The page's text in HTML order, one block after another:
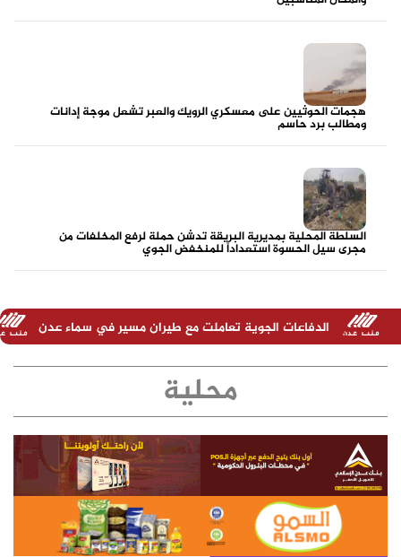
هجمات الحوثيين على معسكري الرويك والعبر تشعل موجة إدانات
ومطالب برد حاسم
السلطة المحلية بمديرية البريقة تدشن حملة لرفع المخلفات من
مجرى سيل الحسوة استعداداً للمنخفض الجوي
الجوية تعاملت مع طيران مسير في سماء عدن تصريح هام
محلية